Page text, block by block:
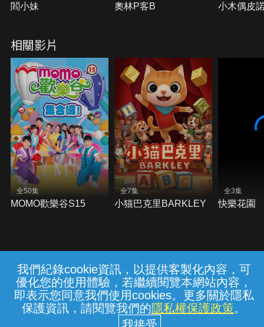
我們紀錄cookie資訊，以提供客製化內容，可
優化您的使用體驗，若繼續閱覽本網站內容，
即表示您同意我們使用cookies。更多關於隱私
保護資訊，請閱覽我們的隱私權保護政策。
閻小妹 奧林P客B 小木偶皮
相關影片
全50集
MOMO歡樂谷S15
全7集
小猫巴克里BARKLEY
全3集
快樂花園
常見問題 線上客服 服務條款 隱私權保護
中華電信股份有限公司個人家庭分公司
{{notifyMsg}}